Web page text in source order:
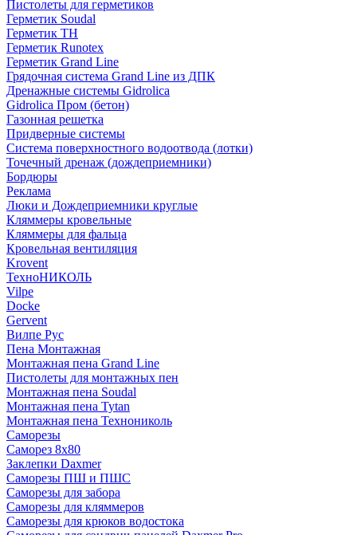
Пистолеты для герметиков
Герметик Soudal
Герметик ТН
Герметик Runotex
Герметик Grand Line
Грядочная система Grand Line из ДПК
Дренажные системы Gidrolica
Gidrolica Пром (бетон)
Газонная решетка
Придверные системы
Система поверхностного водоотвода (лотки)
Точечный дренаж (дождеприемники)
Бордюры
Рекламa
Люки и Дождеприемники круглые
Кляммеры кровельные
Кляммеры для фальца
Кровельная вентиляция
Krovent
ТехноНИКОЛЬ
Vilpe
Docke
Gervent
Вилпе Рус
Пена Монтажнaя
Монтажная пена Grand Linе
Пистолеты для монтажных пен
Монтажная пена Soudal
Монтажная пена Tytan
Монтажная пена Технониколь
Саморезы
Саморез 8х80
Заклепки Daxmer
Саморезы ПШ и ПШС
Саморезы для забора
Саморезы для кляммеров
Саморезы для крюков водостока